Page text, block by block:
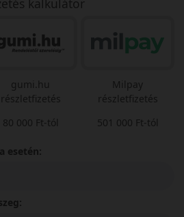
kalkulátor
gumi.hu
részletfizetés
80 000 Ft-tól
Milpay
részletfizetés
501 000 Ft-tól
esetén: